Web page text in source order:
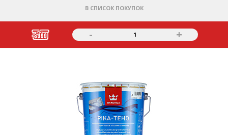
В СПИСОК ПОКУПОК
- 1 +